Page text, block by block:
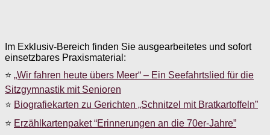
Im Exklusiv-Bereich finden Sie ausgearbeitetes und sofort
einsetzbares Praxismaterial:
⭐ „Wir fahren heute übers Meer“ – Ein Seefahrtslied für die
Sitzgymnastik mit Senioren
⭐ Biografiekarten zu Gerichten „Schnitzel mit Bratkartoffeln”
⭐ Erzählkartenpaket “Erinnerungen an die 70er-Jahre”